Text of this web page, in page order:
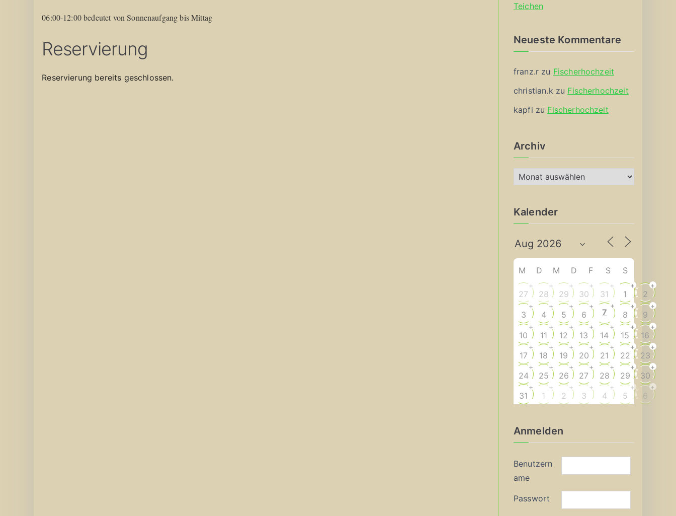
06:00-12:00 bedeutet von Sonnenaufgang bis Mittag
Reservierung
Reservierung bereits geschlossen.
Teichen
Neueste Kommentare
franz.r zu Fischerhochzeit
christian.k zu Fischerhochzeit
kapfi zu Fischerhochzeit
Archiv
r
h
v
Kalender
M D M D F S S
27
+
28
+
29
+
30
+
31
+
1
+
2
+
3
+
4
+
5
+
6
+
7
+
8
+
9
+
10
+
11
+
12
+
13
+
14
+
15
+
16
+
17
+
18
+
19
+
20
+
21
+
22
+
23
+
24
+
25
+
26
+
27
+
28
+
29
+
30
+
31
+
1
+
2
+
3
+
4
+
5
+
6
+
Anmelden
Benutzern
ame
Passwort